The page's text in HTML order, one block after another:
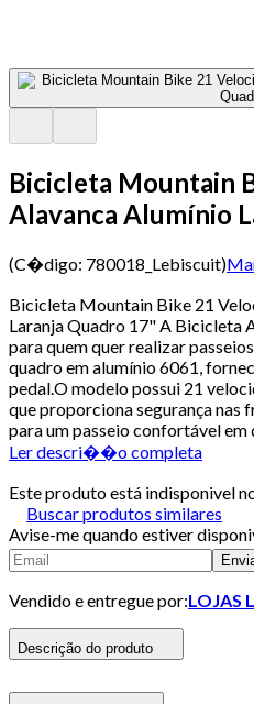
Bicicleta Mountain
Alavanca Alumínio
(C�digo: 780018_Lebiscuit)
Bicicleta Mountain Bike 21
Laranja Quadro 17" A Bicicleta
para quem quer realizar
quadro em alumínio 6061,
pedal.O modelo possui 21
que proporciona segurança nas
para um passeio confortável
Ler descri��o completa
Este produto está indisponivel
Buscar produtos similares
Avise-me quando estiver
Vendido e entregue por:LOJAS
Descrição do produto